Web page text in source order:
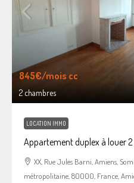
845€/mois cc
2 chambres
LOCATION IMMO
Appartement duplex à louer
XX, Rue Jules Barni, Amiens,
métropolitaine, 80000, France,